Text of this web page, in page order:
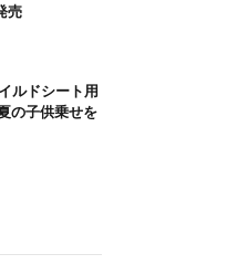
売
ルドシート用
の子供乗せを